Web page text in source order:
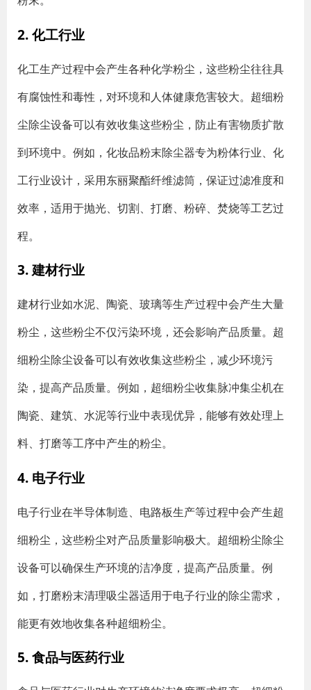
2. 化工行业
化工生产过程中会产生各种化学粉尘，这些粉尘往往具
有腐蚀性和毒性，对环境和人体健康危害较大。超细粉
尘除尘设备可以有效收集这些粉尘，防止有害物质扩散
到环境中。例如，化妆品粉末除尘器专为粉体行业、化
工行业设计，采用东丽聚酯纤维滤筒，保证过滤准度和
效率，适用于抛光、切割、打磨、粉碎、焚烧等工艺过
程。
3. 建材行业
建材行业如水泥、陶瓷、玻璃等生产过程中会产生大量
粉尘，这些粉尘不仅污染环境，还会影响产品质量。超
细粉尘除尘设备可以有效收集这些粉尘，减少环境污
染，提高产品质量。例如，超细粉尘收集脉冲集尘机在
陶瓷、建筑、水泥等行业中表现优异，能够有效处理上
料、打磨等工序中产生的粉尘。
4. 电子行业
电子行业在半导体制造、电路板生产等过程中会产生超
细粉尘，这些粉尘对产品质量影响极大。超细粉尘除尘
设备可以确保生产环境的洁净度，提高产品质量。例
如，打磨粉末清理吸尘器适用于电子行业的除尘需求，
能更有效地收集各种超细粉尘。
5. 食品与医药行业